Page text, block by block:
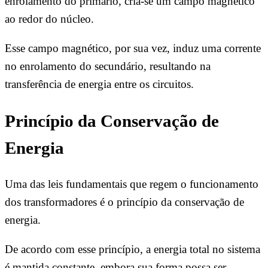
ao redor do núcleo.
Esse campo magnético, por sua vez, induz uma corrente
no enrolamento do secundário, resultando na
transferência de energia entre os circuitos.
Princípio da Conservação de
Energia
Uma das leis fundamentais que regem o funcionamento
dos transformadores é o princípio da conservação de
energia.
De acordo com esse princípio, a energia total no sistema